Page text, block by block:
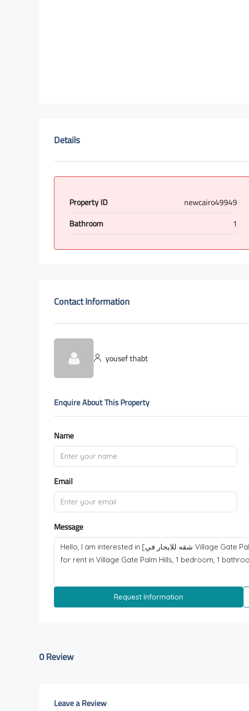
Details
Property ID newcairo49949
Bathroom
1
Contact Information
yousef thabt
Enquire About This Property
Name
Email
Message
Request Information
0 Review
Leave a Review